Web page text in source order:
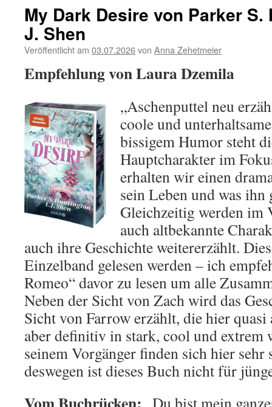
My Dark Desire von Parker
J. Shen
Veröffentlicht am 03.07.2026von Anna Zehetmeier
Empfehlung von Laura Dzemila
„Aschenputtel neu
coole und
bissigem Humor steht
Hauptcharakter im
erhalten wir einen
sein Leben und was ihn
Gleichzeitig werden im
auch altbekannte
auch ihre Geschichte weitererzählt.
Einzelband gelesen werden – ich
Romeo“ davor zu lesen um alle
Neben der Sicht von Zach wird das
Sicht von Farrow erzählt, die hier
aber definitiv in stark, cool und extrem
seinem Vorgänger finden sich hier sehr
deswegen ist dieses Buch nicht für
„Du bist mein